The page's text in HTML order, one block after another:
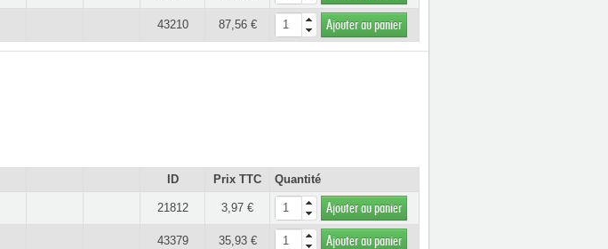
43210 87,56 € Ajouter au panier
ID Prix TTC Quantité
21812 3,97 € Ajouter au panier
43379 35,93 € Ajouter au panier